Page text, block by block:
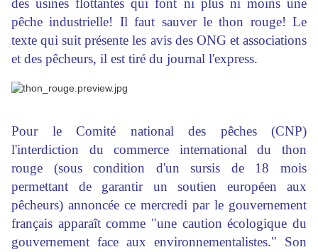
des usines flottantes qui font ni plus ni moins une
pêche industrielle! Il faut sauver le thon rouge! Le
texte qui suit présente les avis des ONG et associations
et des pêcheurs, il est tiré du journal l'express.
Pour le Comité national des pêches (CNP)
l'interdiction du commerce international du thon
rouge (sous condition d'un sursis de 18 mois
permettant de garantir un soutien européen aux
pêcheurs) annoncée ce mercredi par le gouvernement
français apparaît comme "une caution écologique du
gouvernement face aux environnementalistes." Son